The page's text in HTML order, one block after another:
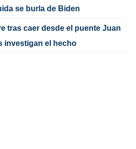
se burla de Biden
tras caer desde el puente Juan
investigan el hecho